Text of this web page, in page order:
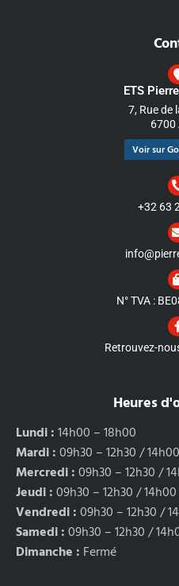
ETS
7, Rue de
6700
Voir sur
+32 63
N° TVA :
Retrouvez-
Heures
Lundi :14h00 – 18h00
Mardi :09h30 – 12h30 /
Mercredi :09h30 – 12h30 /
Jeudi :09h30 – 12h30 /
Vendredi :09h30 – 12h30 /
Samedi :09h30 – 12h30 /
Dimanche : Fermé